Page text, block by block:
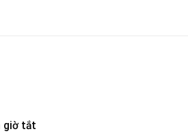
giờ tắt